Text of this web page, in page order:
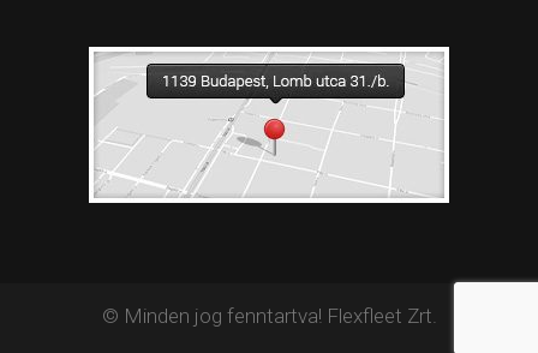
© Minden jog fenntartva! Flexfleet Zrt.